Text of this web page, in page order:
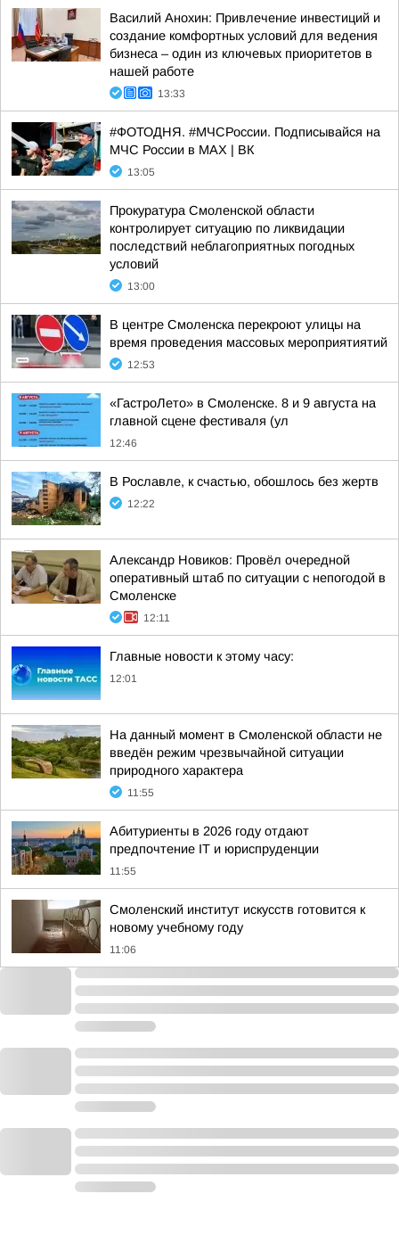
Василий Анохин: Привлечение инвестиций и
создание комфортных условий для ведения
бизнеса – один из ключевых приоритетов в
нашей работе
13:33
#ФОТОДНЯ. #МЧСРоссии. Подписывайся на
МЧС России в MAX | ВК
13:05
Прокуратура Смоленской области
контролирует ситуацию по ликвидации
последствий неблагоприятных погодных
условий
13:00
В центре Смоленска перекроют улицы на
время проведения массовых мероприятиятий
12:53
«ГастроЛето» в Смоленске. 8 и 9 августа на
главной сцене фестиваля (ул
12:46
В Рославле, к счастью, обошлось без жертв
12:22
Александр Новиков: Провёл очередной
оперативный штаб по ситуации с непогодой в
Смоленске
12:11
Главные новости к этому часу:
12:01
На данный момент в Смоленской области не
введён режим чрезвычайной ситуации
природного характера
11:55
Абитуриенты в 2026 году отдают
предпочтение IT и юриспруденции
11:55
Смоленский институт искусств готовится к
новому учебному году
11:06